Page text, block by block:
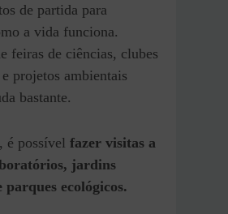
de partida para
a vida funciona.
feiras de ciências, clubes
projetos ambientais
bastante.
é possível fazer visitas a
jardins
parques ecológicos.